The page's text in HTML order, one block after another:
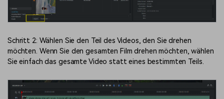
Schritt 2: Wählen Sie den Teil des Videos, den Sie drehen
möchten. Wenn Sie den gesamten Film drehen möchten, wählen
Sie einfach das gesamte Video statt eines bestimmten Teils.